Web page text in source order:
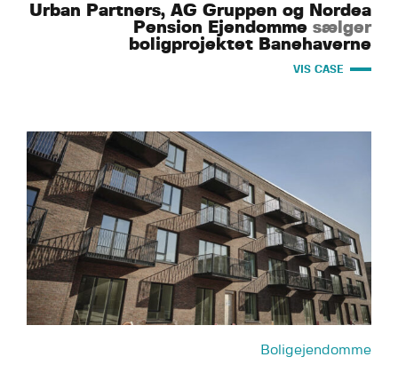
Urban Partners, AG Gruppen og Nordea
Pension Ejendomme sælger
boligprojektet Banehaverne
VIS CASE
Boligejendomme